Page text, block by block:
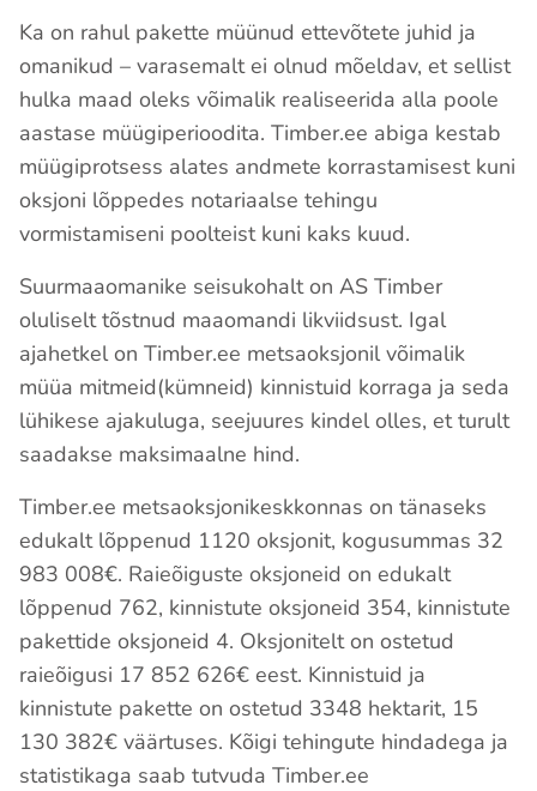
Ka on rahul pakette müünud ettevõtete juhid ja
omanikud – varasemalt ei olnud mõeldav, et sellist
hulka maad oleks võimalik realiseerida alla poole
aastase müügiperioodita. Timber.ee abiga kestab
müügiprotsess alates andmete korrastamisest kuni
oksjoni lõppedes notariaalse tehingu
vormistamiseni poolteist kuni kaks kuud.
Suurmaaomanike seisukohalt on AS Timber
oluliselt tõstnud maaomandi likviidsust. Igal
ajahetkel on Timber.ee metsaoksjonil võimalik
müüa mitmeid(kümneid) kinnistuid korraga ja seda
lühikese ajakuluga, seejuures kindel olles, et turult
saadakse maksimaalne hind.
Timber.ee metsaoksjonikeskkonnas on tänaseks
edukalt lõppenud 1120 oksjonit, kogusummas 32
983 008€. Raieõiguste oksjoneid on edukalt
lõppenud 762, kinnistute oksjoneid 354, kinnistute
pakettide oksjoneid 4. Oksjonitelt on ostetud
raieõigusi 17 852 626€ eest. Kinnistuid ja
kinnistute pakette on ostetud 3348 hektarit, 15
130 382€ väärtuses. Kõigi tehingute hindadega ja
statistikaga saab tutvuda Timber.ee